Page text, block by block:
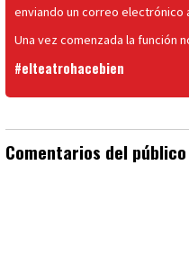
enviando un correo electrónico
Una vez comenzada la función
#elteatrohacebien
Comentarios del público